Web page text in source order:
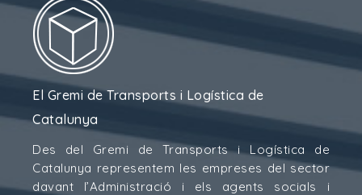
El Gremi de Transports i Logística de
Catalunya
Des del Gremi de Transports i Logística de
Catalunya representem les empreses del sector
davant l’Administració i els agents socials i